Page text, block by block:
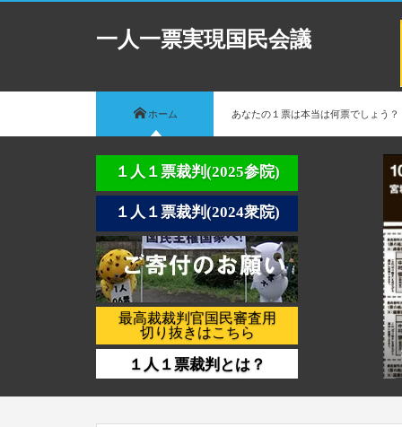
一人一票実現国民会議
ホーム あなたの１票は本当は何票でしょう？
１人１票裁判(2025参院)
１人１票裁判(2024衆院)
最高裁裁判官国民審査用
切り抜きはこちら
１人１票裁判とは？